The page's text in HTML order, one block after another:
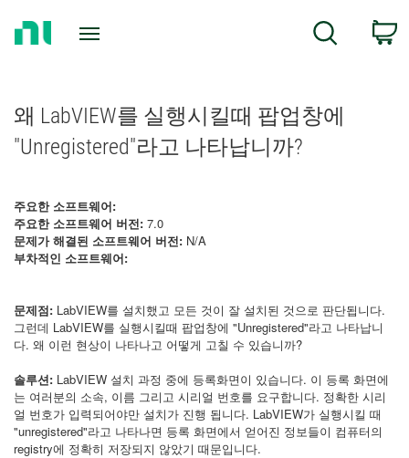
Search
왜 LabVIEW를 실행시킬때 팝업창에
"Unregistered"라고 나타납니까?
주요한 소프트웨어:
주요한 소프트웨어 버전: 7.0
문제가 해결된 소프트웨어 버전: N/A
부차적인 소프트웨어:
문제점: LabVIEW를 설치했고 모든 것이 잘 설치된 것으로 판단됩니다.
그런데 LabVIEW를 실행시킬때 팝업창에 "Unregistered"라고 나타납니
다. 왜 이런 현상이 나타나고 어떻게 고칠 수 있습니까?
솔루션: LabVIEW 설치 과정 중에 등록화면이 있습니다. 이 등록 화면에
는 여러분의 소속, 이름 그리고 시리얼 번호를 요구합니다. 정확한 시리
얼 번호가 입력되어야만 설치가 진행 됩니다. LabVIEW가 실행시킬 때
"unregistered"라고 나타나면 등록 화면에서 얻어진 정보들이 컴퓨터의
registry에 정확히 저장되지 않았기 때문입니다.